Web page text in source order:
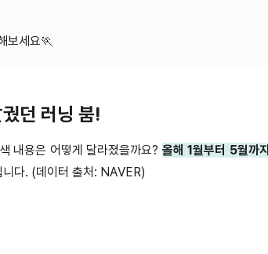
던 러닝 붐!
내용은 어떻게 달라졌을까요? 올해1월부터 5월까지
니다. (데이터 출처 : NAVER)